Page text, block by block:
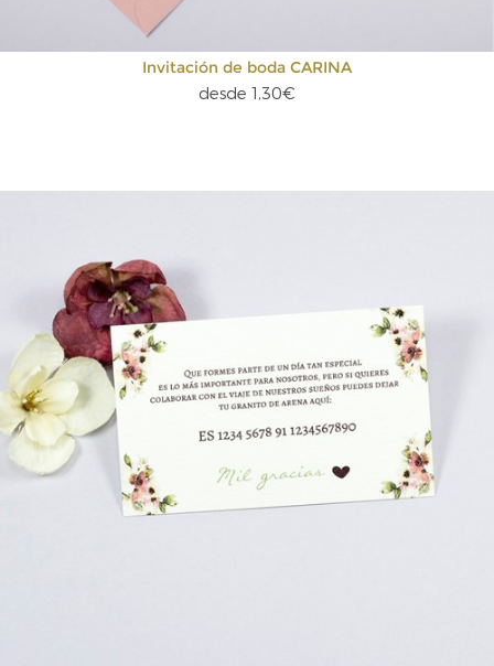
Invitación de boda CARINA
desde 1,30€